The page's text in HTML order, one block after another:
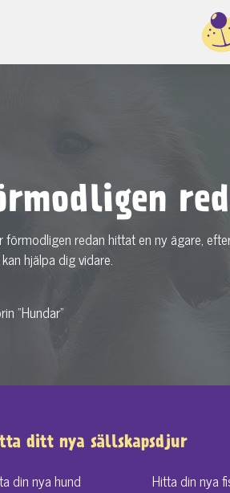
redan hittat en ny ägare,
hjälpa dig vidare.
"Hundar"
ditt nya sällskapsdjur
din nya hund
Hitta din nya